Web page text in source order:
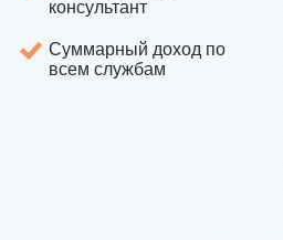
консультант
Суммарный доход по
всем службам